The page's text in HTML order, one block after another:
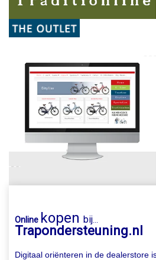
Online kopen bij
Trapondersteuning.nl
Digitaal oriënteren in de dealerstore